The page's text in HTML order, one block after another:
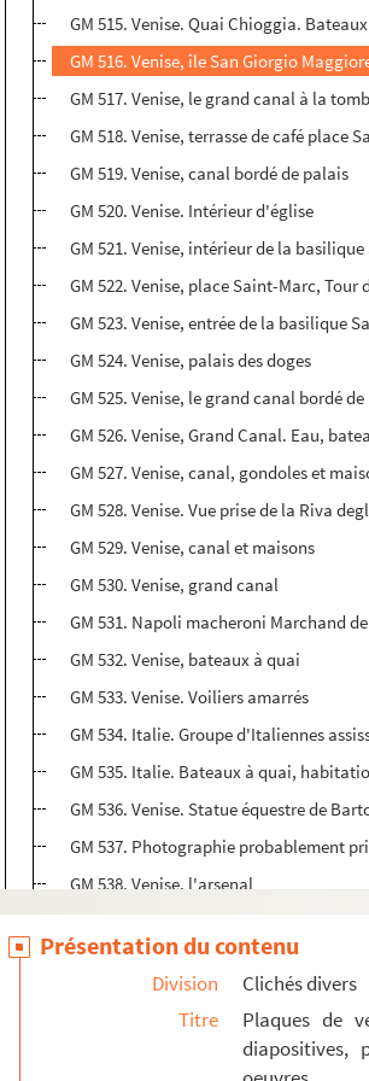
GM 515. Venise. Quai Chioggia.
GM 516. Venise, île San Giorgio
GM 517. Venise, le grand canal à la
GM 518. Venise, terrasse de café
GM 519. Venise, canal bordé de palais
GM 520. Venise. Intérieur d'église
GM 521. Venise, intérieur de la
GM 522. Venise, place Saint-Marc, Tour
GM 523. Venise, entrée de la basilique
GM 524. Venise, palais des doges
GM 525. Venise, le grand canal bordé
GM 526. Venise, Grand Canal. Eau,
GM 527. Venise, canal, gondoles et
GM 528. Venise. Vue prise de la Riva
GM 529. Venise, canal et maisons
GM 530. Venise, grand canal
GM 531. Napoli macheroni Marchand
GM 532. Venise, bateaux à quai
GM 533. Venise. Voiliers amarrés
GM 534. Italie. Groupe d'Italiennes
GM 535. Italie. Bateaux à quai,
GM 536. Venise. Statue équestre de
GM 537. Photographie probablement
GM 538. Venise, l'arsenal
GM 539. Venise, canal bordé
GM 540. Venise, canal et palais
GM 541. Photographie probablement
GM 542. Photographie probablement
GM 543. Photographie probablement
Présentation du contenu
Division
Clichés divers
Titre
Plaques de
diapositives,